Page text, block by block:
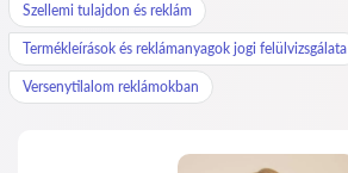
Szellemi tulajdon és reklám
Termékleírások és reklámanyagok jogi felülvizsgálata
Versenytilalom reklámokban